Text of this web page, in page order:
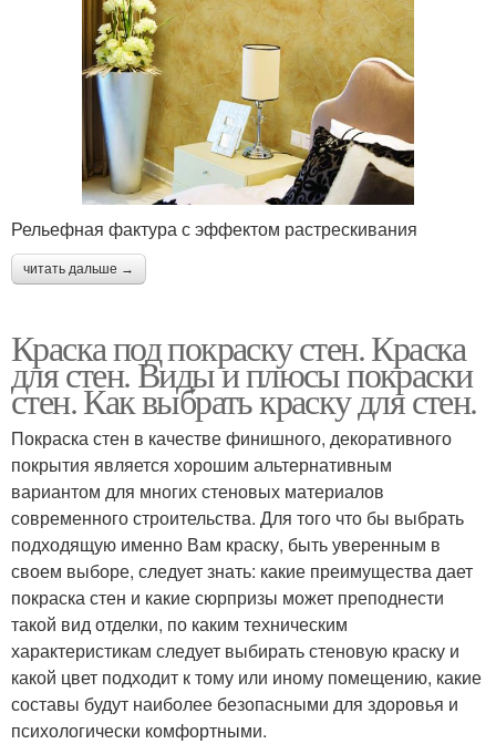
Рельефная фактура с эффектом растрескивания
читать дальше →
Краска под покраску стен. Краска
для стен. Виды и плюсы покраски
стен. Как выбрать краску для стен.
Покраска стен в качестве финишного, декоративного
покрытия является хорошим альтернативным
вариантом для многих стеновых материалов
современного строительства. Для того что бы выбрать
подходящую именно Вам краску, быть уверенным в
своем выборе, следует знать: какие преимущества дает
покраска стен и какие сюрпризы может преподнести
такой вид отделки, по каким техническим
характеристикам следует выбирать стеновую краску и
какой цвет подходит к тому или иному помещению, какие
составы будут наиболее безопасными для здоровья и
психологически комфортными.